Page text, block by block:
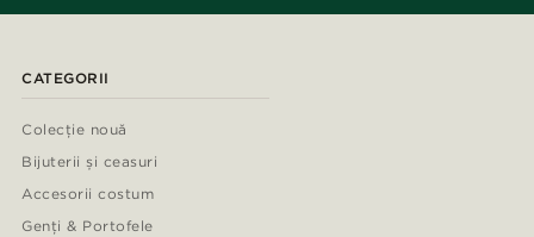
CATEGORII
Colecție nouă
Bijuterii și ceasuri
Accesorii costum
Genți & Portofele